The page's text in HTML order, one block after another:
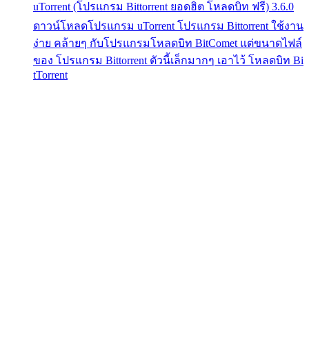
uTorrent (โปรแกรม Bittorrent ยอดฮิต โหลดบิท ฟรี) 3.6.0
ดาวน์โหลดโปรแกรม uTorrent โปรแกรม Bittorrent ใช้งาน
ง่าย คล้ายๆ กับโปรแกรมโหลดบิท BitComet แต่ขนาดไฟล์
ของ โปรแกรม Bittorrent ตัวนี้เล็กมากๆ เอาไว้ โหลดบิท Bi
tTorrent